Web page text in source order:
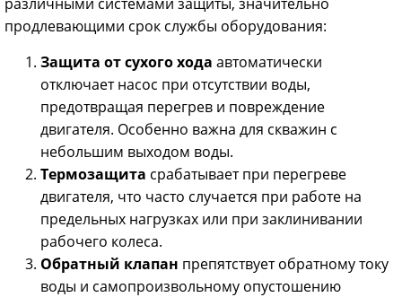
продлевающими срок службы оборудования:
Защита от сухого хода автоматически
отключает насос при отсутствии воды,
предотвращая перегрев и повреждение
двигателя. Особенно важна для скважин с
небольшим выходом воды.
Термозащита срабатывает при перегреве
двигателя, что часто случается при работе на
предельных нагрузках или при заклинивании
рабочего колеса.
Обратный клапан препятствует обратному току
воды и самопроизвольному опустошению